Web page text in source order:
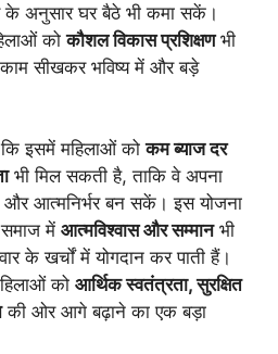
के अनुसार घर बैठे भी कमा सकें।
कोकौशल विकास प्रशिक्षणभी
सीखकर भविष्य में और बड़े
इसमें महिलाओं कोकम ब्याज दर
भी मिल सकती है, ताकि वे अपना
आत्मनिर्भर बन सकें। इस योजना
में आत्मविश्वास और सम्मानभी
के खर्चों में योगदान कर पाती हैं।
को आर्थिक स्वतंत्रता, सुरक्षित
की ओर आगे बढ़ाने का एक बड़ा